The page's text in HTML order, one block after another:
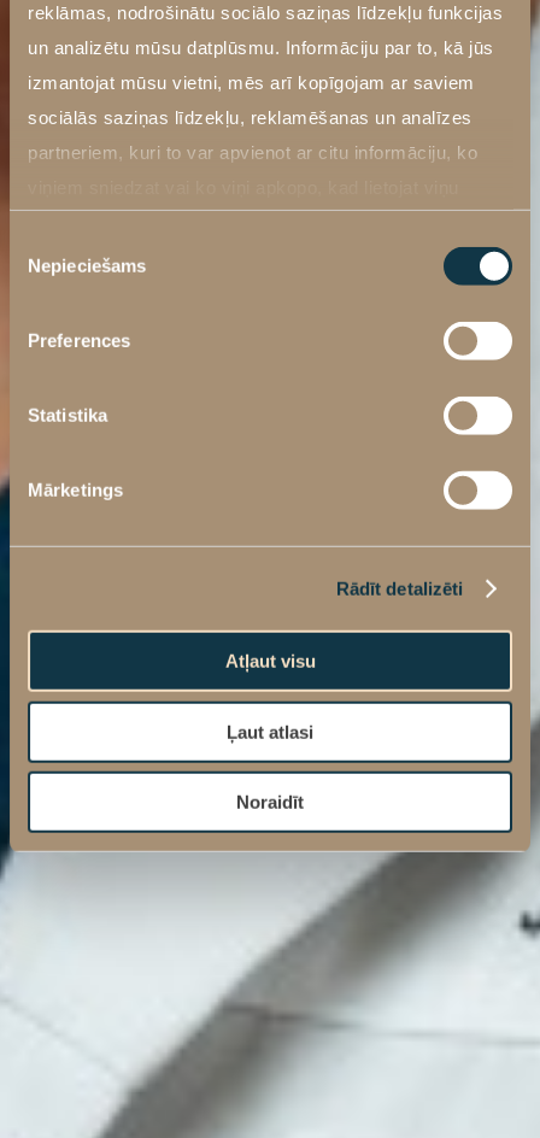
reklāmas, nodrošinātu sociālo saziņas līdzekļu funkcijas
un analizētu mūsu datplūsmu. Informāciju par to, kā jūs
izmantojat mūsu vietni, mēs arī kopīgojam ar saviem
sociālās saziņas līdzekļu, reklamēšanas un analīzes
partneriem, kuri to var apvienot ar citu informāciju, ko
sadaļā šeit
izvēle
Nepieciešams
Preferences
Statistika
Mārketings
Rādīt detalizēti
Atļaut visu
Ļaut atlasi
Noraidīt